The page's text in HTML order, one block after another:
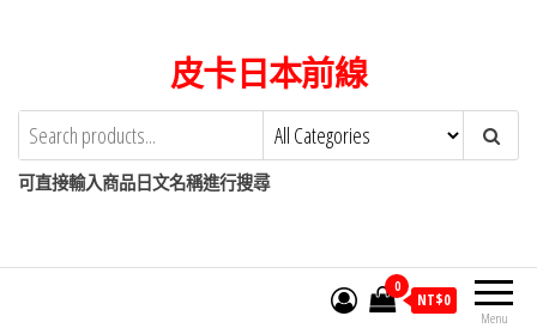
content
皮卡日本前線
可直接輸入商品日文名稱進行搜尋
Menu
0
NT$0